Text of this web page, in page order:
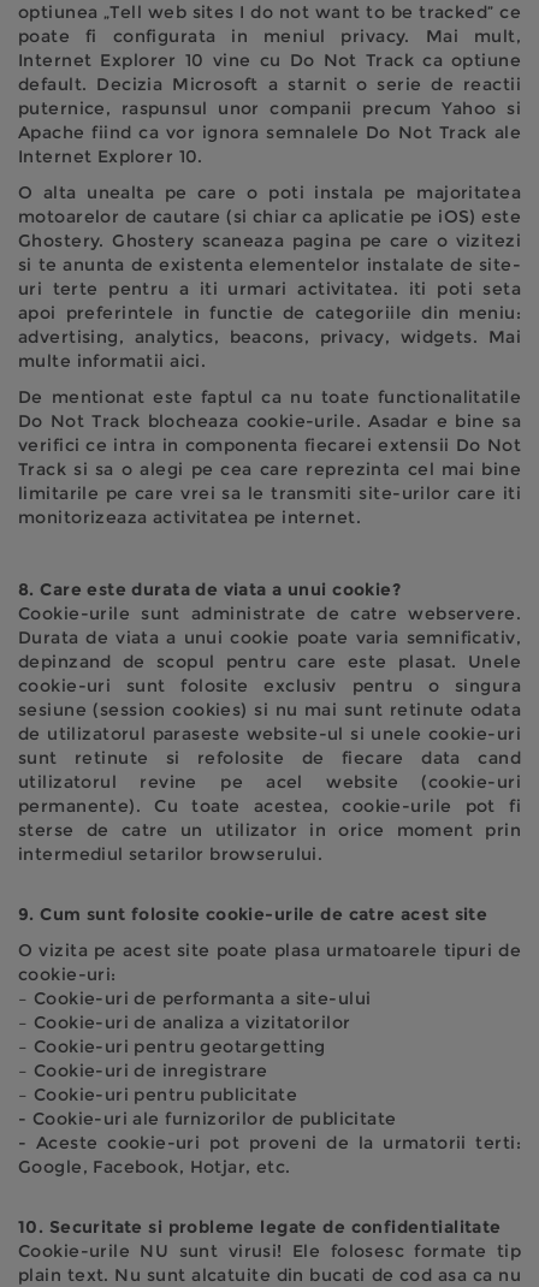
optiunea „Tell web sites I do not want to be tracked” ce
poate fi configurata in meniul privacy. Mai mult,
Internet Explorer 10 vine cu Do Not Track ca optiune
default. Decizia Microsoft a starnit o serie de reactii
puternice, raspunsul unor companii precum Yahoo si
Apache fiind ca vor ignora semnalele Do Not Track ale
Internet Explorer 10.
O alta unealta pe care o poti instala pe majoritatea
motoarelor de cautare (si chiar ca aplicatie pe iOS) este
Ghostery. Ghostery scaneaza pagina pe care o vizitezi
si te anunta de existenta elementelor instalate de site-
uri terte pentru a iti urmari activitatea. iti poti seta
apoi preferintele in functie de categoriile din meniu:
advertising, analytics, beacons, privacy, widgets. Mai
multe informatii aici.
De mentionat este faptul ca nu toate functionalitatile
Do Not Track blocheaza cookie-urile. Asadar e bine sa
verifici ce intra in componenta fiecarei extensii Do Not
Track si sa o alegi pe cea care reprezinta cel mai bine
limitarile pe care vrei sa le transmiti site-urilor care iti
monitorizeaza activitatea pe internet.
8. Care este durata de viata a unui cookie?
Cookie-urile sunt administrate de catre webservere.
Durata de viata a unui cookie poate varia semnificativ,
depinzand de scopul pentru care este plasat. Unele
cookie-uri sunt folosite exclusiv pentru o singura
sesiune (session cookies) si nu mai sunt retinute odata
de utilizatorul paraseste website-ul si unele cookie-uri
sunt retinute si refolosite de fiecare data cand
utilizatorul revine pe acel website (cookie-uri
permanente). Cu toate acestea, cookie-urile pot fi
sterse de catre un utilizator in orice moment prin
intermediul setarilor browserului.
9. Cum sunt folosite cookie-urile de catre acest site
O vizita pe acest site poate plasa urmatoarele tipuri de
cookie-uri:
– Cookie-uri de performanta a site-ului
– Cookie-uri de analiza a vizitatorilor
– Cookie-uri pentru geotargetting
– Cookie-uri de inregistrare
– Cookie-uri pentru publicitate
- Cookie-uri ale furnizorilor de publicitate
- Aceste cookie-uri pot proveni de la urmatorii terti:
Google, Facebook, Hotjar, etc.
10. Securitate si probleme legate de confidentialitate
Cookie-urile NU sunt virusi! Ele folosesc formate tip
plain text. Nu sunt alcatuite din bucati de cod asa ca nu